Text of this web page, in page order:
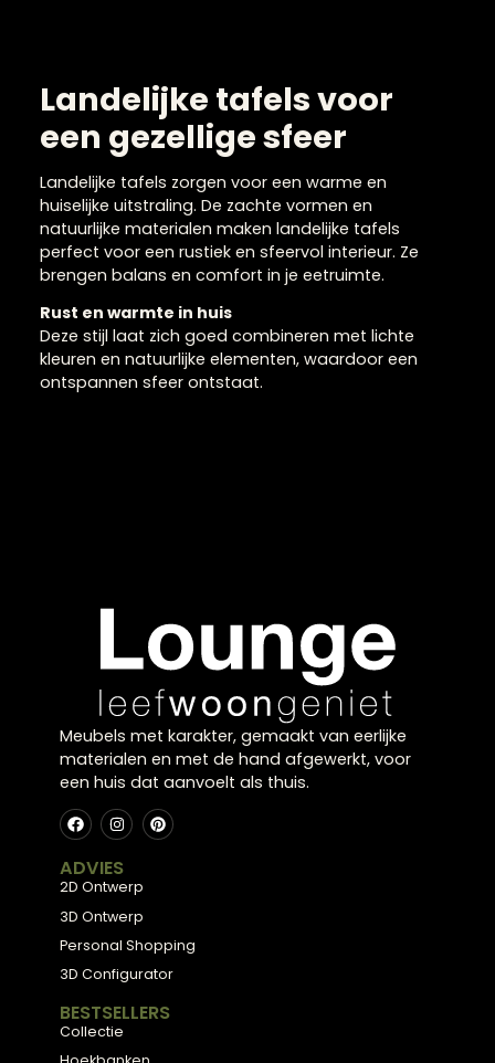
Landelijke tafels voor
Rust en warmte in huis
Deze stijl laat zich goed combineren met lichte
kleuren en natuurlijke elementen, waardoor een
ontspannen sfeer ontstaat.